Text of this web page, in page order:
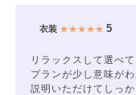
衣装★★★★★ 5
リラックスして選べ
プランが少し意味が
説明いただけてしっ